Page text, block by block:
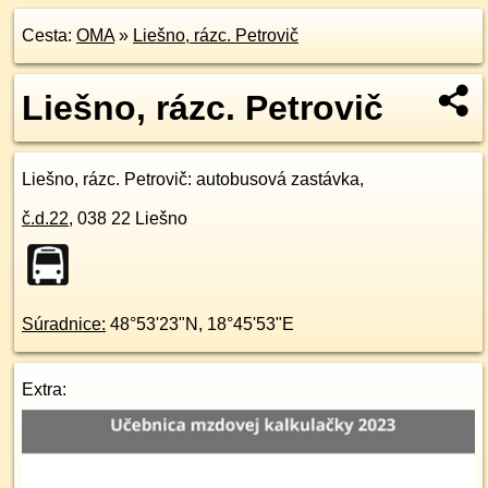
Cesta: OMA» Liešno, rázc. Petrovič
Liešno, rázc. Petrovič
Liešno, rázc. Petrovič: autobusová zastávka,
č.d.22, 038 22 Liešno
Súradnice: 48°53'23"N , 18°45'53"E
Extra: